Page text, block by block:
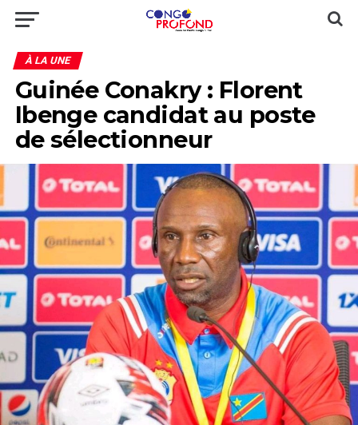
À LA UNE
Guinée Conakry : Florent
Ibenge candidat au poste
de sélectionneur